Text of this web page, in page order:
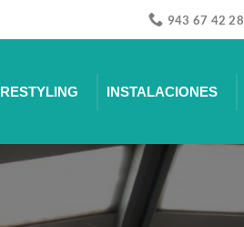
943 67 42 28
RESTYLING INSTALACIONES